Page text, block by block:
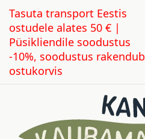
Tasuta transport Eestis
ostudele alates 50 € |
Püsikliendile soodustus
-10%, soodustus rakendub
ostukorvis